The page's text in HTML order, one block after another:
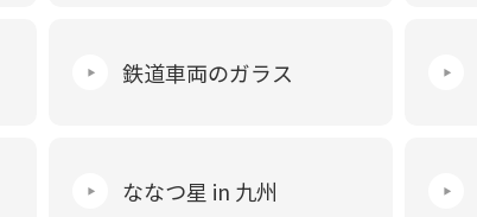
鉄道車両のガラス
ななつ星 in 九州